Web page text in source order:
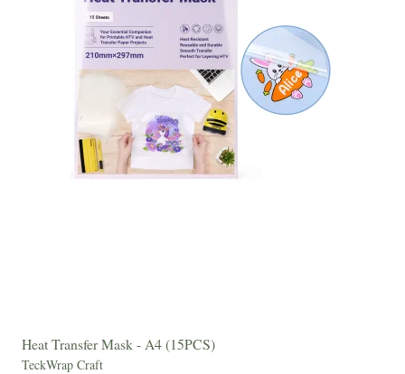
Heat Transfer Mask - A4 (15PCS)
TeckWrap Craft